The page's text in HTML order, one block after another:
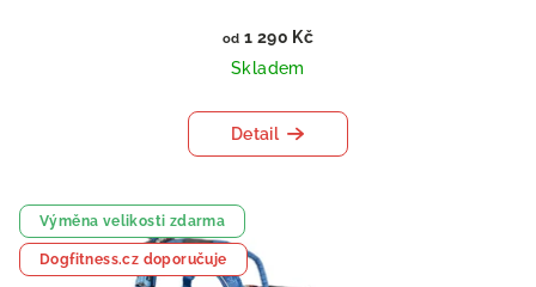
od 1 290 Kč
Skladem
Detail
Výměna velikosti zdarma
Dogfitness.cz doporučuje